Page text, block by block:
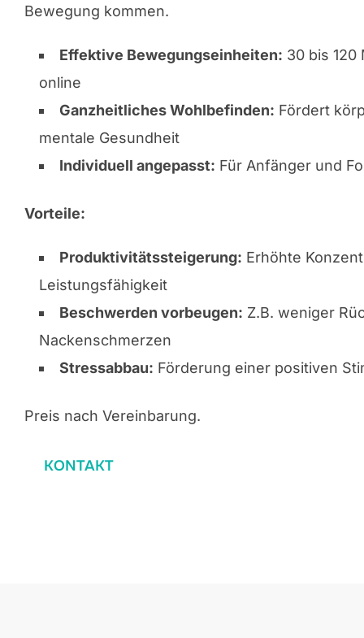
Bewegung kommen.
Effektive Bewegungseinheiten: 30 bis
online
Ganzheitliches Wohlbefinden: Fördert
mentale Gesundheit
Individuell angepasst: Für Anfänger und
Vorteile:
Produktivitätssteigerung: Erhöhte
Leistungsfähigkeit
Beschwerden vorbeugen: Z.B. weniger
Nackenschmerzen
Stressabbau: Förderung einer positiven
Preis nach Vereinbarung.
KONTAKT